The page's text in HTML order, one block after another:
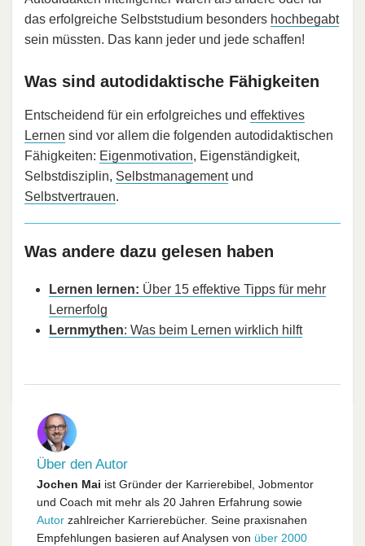
das erfolgreiche Selbststudium besonders hochbegabt
sein müssten. Das kann jeder und jede schaffen!
Was sind autodidaktische Fähigkeiten
Entscheidend für ein erfolgreiches und effektives
Lernen sind vor allem die folgenden autodidaktischen
Fähigkeiten: Eigenmotivation, Eigenständigkeit,
Selbstdisziplin, Selbstmanagementund
Selbstvertrauen.
Was andere dazu gelesen haben
Lernen lernen: Über 15 effektive Tipps für mehr
Lernerfolg
Lernmythen: Was beim Lernen wirklich hilft
Über den Autor
Jochen Mai ist Gründer der Karrierebibel, Jobmentor
und Coach mit mehr als 20 Jahren Erfahrung sowie
Autor zahlreicher Karrierebücher. Seine praxisnahen
Empfehlungen basieren auf Analysen von über 2000